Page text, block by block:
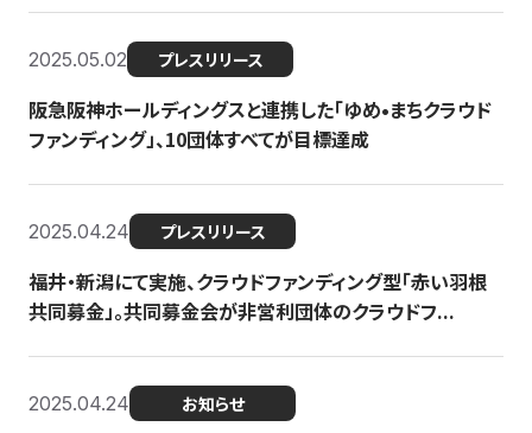
2025.05.02 プレスリリース
阪急阪神ホールディングスと連携した「ゆめ•まちクラウド
ファンディング」、10団体すべてが目標達成
2025.04.24 プレスリリース
福井・新潟にて実施、クラウドファンディング型「赤い羽根
共同募金」。共同募金会が非営利団体のクラウドフ...
2025.04.24 お知らせ